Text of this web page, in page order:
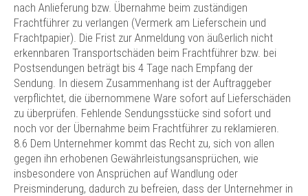
nach Anlieferung bzw. Übernahme beim zuständigen
Frachtführer zu verlangen (Vermerk am Lieferschein und
Frachtpapier). Die Frist zur Anmeldung von äußerlich nicht
erkennbaren Transportschäden beim Frachtführer bzw. bei
Postsendungen beträgt bis 4 Tage nach Empfang der
Sendung. In diesem Zusammenhang ist der Auftraggeber
verpflichtet, die übernommene Ware sofort auf Lieferschäden
zu überprüfen. Fehlende Sendungsstücke sind sofort und
noch vor der Übernahme beim Frachtführer zu reklamieren.
8.6 Dem Unternehmer kommt das Recht zu, sich von allen
gegen ihn erhobenen Gewährleistungsansprüchen, wie
insbesondere von Ansprüchen auf Wandlung oder
Preisminderung, dadurch zu befreien, dass der Unternehmer in